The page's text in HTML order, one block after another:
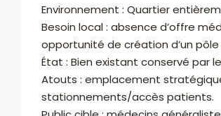
En soumettant ce
conditions d'utilisation
Envoyer des
Environnement : Quartier
Besoin local : absence d’offre
opportunité de création d’un
État : Bien existant conservé par
Atouts : emplacement
stationnements/accès patients.